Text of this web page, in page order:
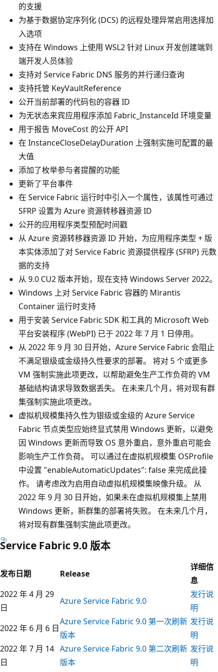
的支援
为基于数据协定序列化 (DCS) 的远程处理异常启用选择加
入选项
支持在 Windows 上使用 WSL2 针对 Linux 开发创建端到
端开发人员体验
支持对 Service Fabric DNS 服务的并行递归查询
支持托管 KeyVaultReference
公开当前部署的代码包的容器 ID
为无状态来宾应用程序添加 Fabric_InstanceId 环境变量
用于报告 MoveCost 的公开 API
在 InstanceCloseDelayDuration 上强制实施可配置的最
大值
添加了枚举参与者提醒的功能
更新了平台事件
在 Service Fabric 运行时中引入一个属性，该属性可通过
SFRP 设置为 Azure 资源转移器资源 ID
公开的应用程序类型预配时间戳
从 Azure 资源转移器资源 ID 开始，为应用程序类型 + 版
本实体添加了对 Service Fabric 资源提供程序 (SFRP) 元数
据的支持
从 9.0 CU2 版本开始，现在支持 Windows Server 2022。
Windows 上对 Service Fabric 容器的 Mirantis
Container 运行时支持
用于安装 Service Fabric SDK 和工具的 Microsoft Web
平台安装程序 (WebPI) 已于 2022 年 7 月 1 日停用。
从 2022 年 9 月 30 日开始，Azure Service Fabric 会阻止
不满足银级或金级持久性要求的部署。 将对 5 个或更多
VM 强制实施此项更改，以帮助避免生产工作负荷的 VM
基础结构请求导致数据丢失。 在未来几个月，将对现有群
集强制实施此项更改。
虚拟机规模集持久性为银级或金级的 Azure Service
Fabric 节点类型应始终显式禁用 Windows 更新，以避免
因 Windows 更新而导致 OS 意外重启，意外重启可能会
影响生产工作负荷。 可以通过在虚拟机规模集 OSProfile
中设置 "enableAutomaticUpdates": false 来完成此操
作。 请考虑改为启用自动虚拟机规模集映像升级。 从
2022 年 9 月 30 日开始，如果未在虚拟机规模集上禁用
Windows 更新，新群集的部署将失败。 在未来几个月，
将对现有群集强制实施此项更改。
Service Fabric 9.0 版本
发布日期 Release
详细信
息
2022 年 4 月 29
日
Azure Service Fabric 9.0
发行说
明
2022 年 6 月 6 日
Azure Service Fabric 9.0 第一次刷新
版本
发行说
明
2022 年 7 月 14
日
Azure Service Fabric 9.0 第二次刷新
版本
发行说
明